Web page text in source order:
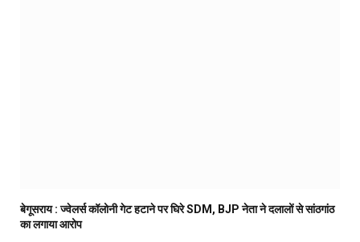
बेगूसराय : ज्वेलर्स कॉलोनी गेट हटाने पर घिरे SDM, BJP नेता ने दलालों से सांठगांठ
का लगाया आरोप